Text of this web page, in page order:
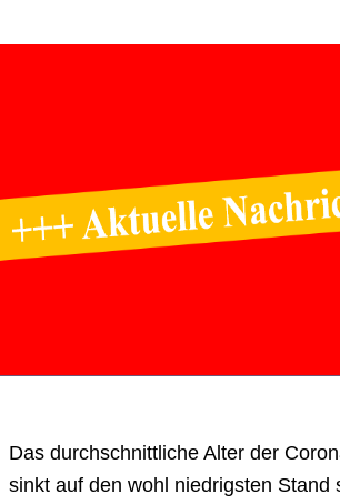
Das durchschnittliche Alter der
sinkt auf den wohl niedrigsten Stand